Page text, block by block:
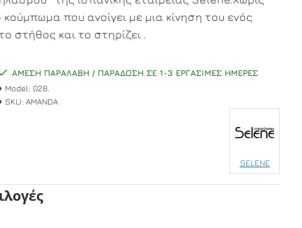
κούμπωμα που ανοίγει με μια κίνηση του ενός
στήθος και το στηρίζει .
ΆΜΕΣΗ ΠΑΡΑΛΑΒΉ / ΠΑΡΆΔΟΣΗ ΣΕ 1-3 ΕΡΓΆΣΙΜΕΣ ΗΜΈΡΕΣ
Model: 028.
SKU: AMANDA
SELENE